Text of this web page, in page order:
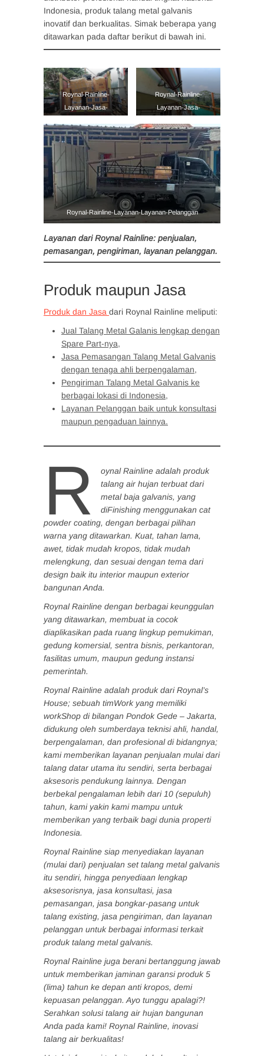
Indonesia, produk talang metal galvanis
inovatif dan berkualitas. Simak beberapa yang
ditawarkan pada daftar berikut di bawah ini.
Roynal-Rainline-
Layanan-Jasa-
Roynal-Rainline-
Layanan-Jasa-
Roynal-Rainline-Layanan-Layanan-Pelanggan
Layanan dari Roynal Rainline: penjualan,
pemasangan, pengiriman, layanan pelanggan.
Produk maupun Jasa
Produk dan Jasa dari Roynal Rainline meliputi:
Jual Talang Metal Galanis lengkap dengan
Spare Part-nya,
Jasa Pemasangan Talang Metal Galvanis
dengan tenaga ahli berpengalaman,
Pengiriman Talang Metal Galvanis ke
berbagai lokasi di Indonesia,
Layanan Pelanggan baik untuk konsultasi
maupun pengaduan lainnya.
R
oynal Rainline adalah produk
talang air hujan terbuat dari
metal baja galvanis, yang
diFinishing menggunakan cat
powder coating, dengan berbagai pilihan
warna yang ditawarkan. Kuat, tahan lama,
awet, tidak mudah kropos, tidak mudah
melengkung, dan sesuai dengan tema dari
design baik itu interior maupun exterior
bangunan Anda.
Roynal Rainline dengan berbagai keunggulan
yang ditawarkan, membuat ia cocok
diaplikasikan pada ruang lingkup pemukiman,
gedung komersial, sentra bisnis, perkantoran,
fasilitas umum, maupun gedung instansi
pemerintah.
Roynal Rainline adalah produk dari Roynal’s
House; sebuah timWork yang memiliki
workShop di bilangan Pondok Gede – Jakarta,
didukung oleh sumberdaya teknisi ahli, handal,
berpengalaman, dan profesional di bidangnya;
kami memberikan layanan penjualan mulai dari
talang datar utama itu sendiri, serta berbagai
aksesoris pendukung lainnya. Dengan
berbekal pengalaman lebih dari 10 (sepuluh)
tahun, kami yakin kami mampu untuk
memberikan yang terbaik bagi dunia properti
Indonesia.
Roynal Rainline siap menyediakan layanan
(mulai dari) penjualan set talang metal galvanis
itu sendiri, hingga penyediaan lengkap
aksesorisnya, jasa konsultasi, jasa
pemasangan, jasa bongkar-pasang untuk
talang existing, jasa pengiriman, dan layanan
pelanggan untuk berbagai informasi terkait
produk talang metal galvanis.
Roynal Rainline juga berani bertanggung jawab
untuk memberikan jaminan garansi produk 5
(lima) tahun ke depan anti kropos, demi
kepuasan pelanggan. Ayo tunggu apalagi?!
Serahkan solusi talang air hujan bangunan
Anda pada kami! Roynal Rainline, inovasi
talang air berkualitas!